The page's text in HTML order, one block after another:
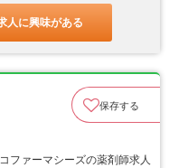
人に興味がある
保存する
ァーマシーズの薬剤師求人